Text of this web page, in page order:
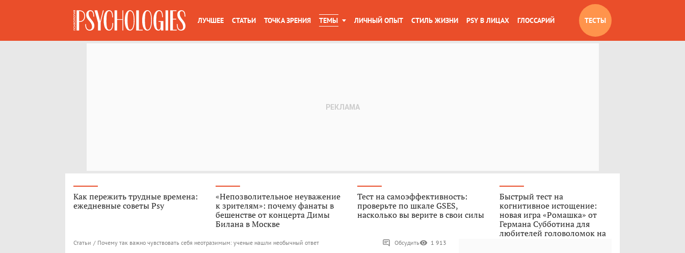
ЛУЧШЕЕ СТАТЬИ ТОЧКА ЗРЕНИЯ ТЕМЫ ЛИЧНЫЙ ОПЫТ СТИЛЬ ЖИЗНИ PSY В ЛИЦАХ ГЛОССАРИЙ ТЕСТЫ
Как пережить трудные времена:
ежедневные советы Psy
«Непозволительное неуважение
к зрителям»: почему фанаты в
бешенстве от концерта Димы
Билана в Москве
Тест на самоэффективность:
проверьте по шкале GSES,
насколько вы верите в свои силы
Быстрый тест на
когнитивное истощение:
новая игра «Ромашка» от
Германа Субботина для
любителей головоломок на
Статьи / Почему так важно чувствовать себя неотразимым: ученые нашли необычный ответ Обсудить 1 913